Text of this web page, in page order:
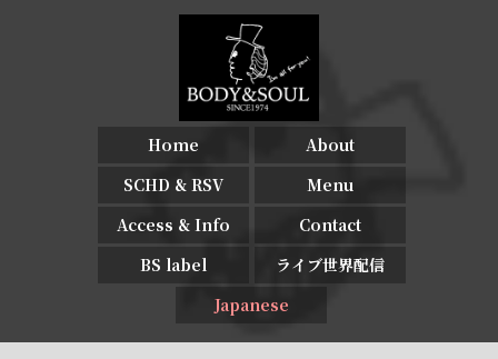
Home
About
SCHD & RSV
Menu
Access & Info
Contact
BS label
ライブ世界配信
Japanese